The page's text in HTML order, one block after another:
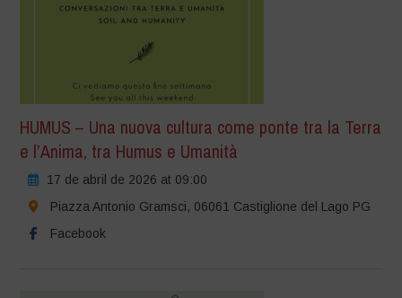
HUMUS – Una nuova cultura come ponte tra la Terra
e l’Anima, tra Humus e Umanità
17 de abril de 2026 at 09:00
Piazza Antonio Gramsci, 06061 Castiglione del Lago PG
Facebook